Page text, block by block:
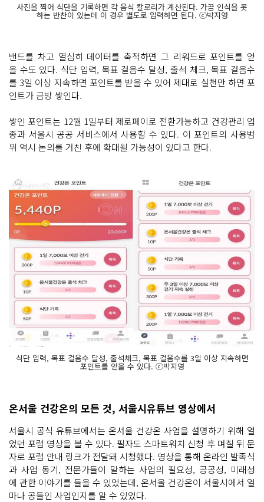
사진을 찍어 식단을 기록하면 각 음식 칼로리가 계산된다. 가끔 인식을 못
하는 반찬이 있는데 이 경우 별도로 입력하면 된다. ⓒ박지영
밴드를 차고 열심히 데이터를 축적하면 그 리워드로 포인트를 얻
을 수도 있다. 식단 입력, 목표 걸음수 달성, 출석 체크, 목표 걸음수
를 3일 이상 지속하면 포인트를 받을 수 있어 제대로 실천만 하면 포
인트가 금방 쌓인다.
쌓인 포인트는 12월 1일부터 제로페이로 전환가능하고 건강관리 업
종과 서울시 공공 서비스에서 사용할 수 있다. 이 포인트의 사용범
위 역시 논의를 거친 후에 확대될 가능성이 있다고 한다.
식단 입력, 목표 걸음수 달성, 출석체크, 목표 걸음수를 3일 이상 지속하면
포인트를 얻을 수 있다. ⓒ박지영
온서울 건강온의 모든 것, 서울시유튜브 영상에서
서울시 공식 유튜브에서는 온서울 건강온 사업을 설명하기 위해 열
었던 포럼 영상을 볼 수 있다. 필자도 스마트워치 신청 후 며칠 뒤 문
자로 포럼 안내 링크가 전달돼 시청했다. 영상을 통해 온라인 발족식
과 사업 동기, 전문가들이 말하는 사업의 필요성, 공공성, 미래성
에 관한 이야기를 들을 수 있었는데, 온서울 건강온이 서울시에서 얼
마나 공들인 사업인지를 알 수 있었다.